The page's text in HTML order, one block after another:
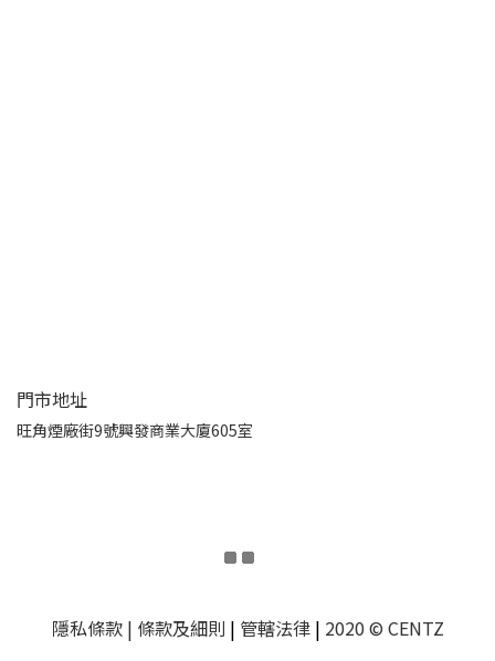
門市地址
旺角煙廠街9號興發商業大廈605室
隱私條款| 條款及細則 | 管轄法律| 2020 © CENTZ